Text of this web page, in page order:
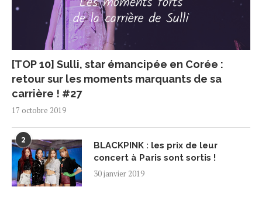
[TOP 10] Sulli, star émancipée en Corée :
retour sur les moments marquants de sa
carrière ! #27
17 octobre 2019
2
BLACKPINK : les prix de leur
concert à Paris sont sortis !
30 janvier 2019